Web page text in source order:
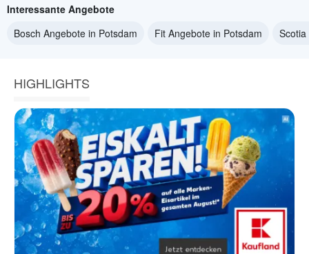
Interessante Angebote
Bosch Angebote in Potsdam
Fit Angebote in Potsdam
HIGHLIGHTS